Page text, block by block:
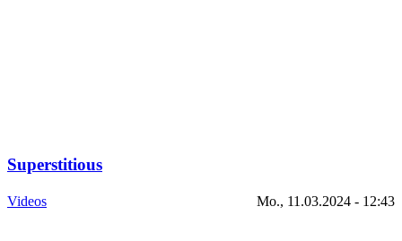
Superstitious
Videos Mo., 11.03.2024 - 12:43